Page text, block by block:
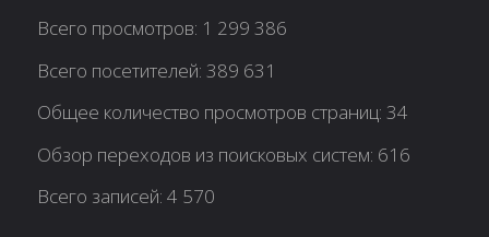
Всего просмотров: 1 299 386
Всего посетителей:389 631
Общее количество просмотров страниц:34
Обзор переходов из поисковых систем: 616
Всего записей:4 570